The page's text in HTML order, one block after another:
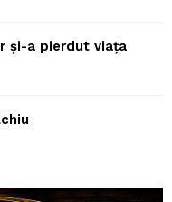
și-a pierdut viața